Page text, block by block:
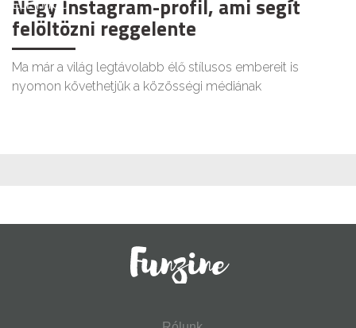
ÉLETMÓD
Négy Instagram-profil, ami segít
felöltözni reggelente
Ma már a világ legtávolabb élő stílusos embereit is
nyomon követhetjük a közösségi médiának